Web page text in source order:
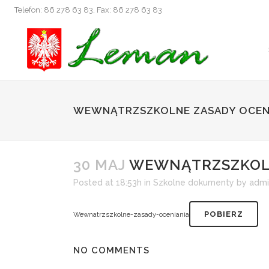
Telefon: 86 278 63 83, Fax: 86 278 63 83
WEWNĄTRZSZKOLNE ZASADY
30 MAJ
Posted at 18:53h in Szkolne dokumenty by
Wewnatrzszkolne-zasady-oceniania POBIERZ
NO COMMENTS